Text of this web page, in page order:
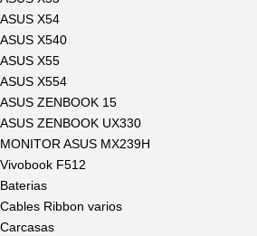
ASUS X54
ASUS X540
ASUS X55
ASUS X554
ASUS ZENBOOK 15
ASUS ZENBOOK UX330
MONITOR ASUS MX239H
Vivobook F512
Baterias
Cables Ribbon varios
Carcasas